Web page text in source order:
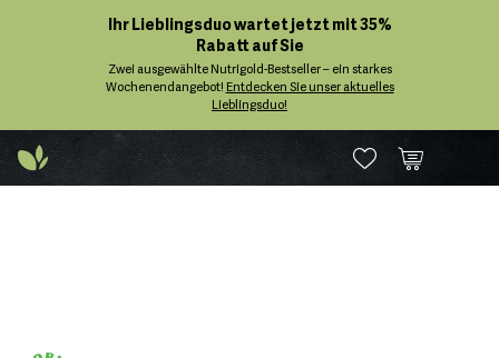
Ihr Lieblingsduo wartet jetzt mit 35%
Rabatt auf Sie
Zwei ausgewählte Nutrigold-Bestseller – ein starkes
Wochenendangebot! Entdecken Sie unser aktuelles
Lieblingsduo!